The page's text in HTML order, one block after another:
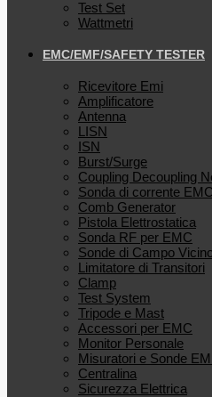
Test Set
Wattmetri
EMC/EMF/SAFETY TESTER
Ricevitore Emi
Amplificatore
Antenna
LISN
ISN
Burst/Surge
Coupling Decoupling
Sonda di corrente EMC
Comb Generator
Pistola Elettrostatica
Sonda RF per EMC
Sonde di Campo
Limitatore di Transitori
Clamp
Test System
Tripode e Mast
Accessori per EMC
Monitor Personale
Misuratori e Sonde
Centralina
Sicurezza Elettrica